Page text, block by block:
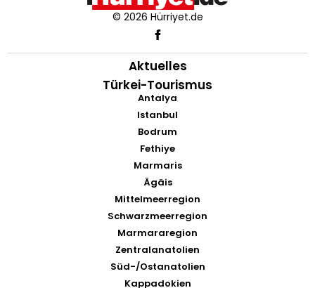
© 2026 Hürriyet.de
Aktuelles
Türkei-Tourismus
Antalya
Istanbul
Bodrum
Fethiye
Marmaris
Ägäis
Mittelmeerregion
Schwarzmeerregion
Marmararegion
Zentralanatolien
Süd-/Ostanatolien
Kappadokien